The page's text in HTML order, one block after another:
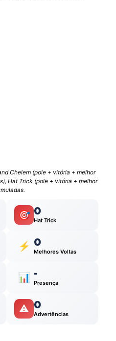
Chelem (pole + vitória + melhor
Hat Trick (pole + vitória + melhor
🎯 0
Hat Trick
⚡ 0
Melhores Voltas
📊 -
Presença
⚠️ 0
Advertências